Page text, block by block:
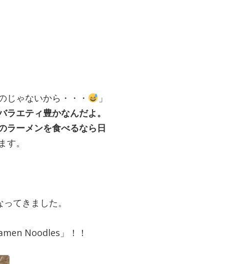
じゃないから・・・
」
エティ豊かなんだよ。
ラーメンを食べるなら日
。
てきました。
Noodles」！！